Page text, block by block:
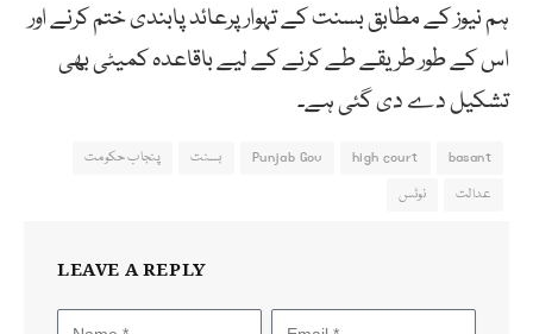
ہم نیوز کے مطابق بسنت کے تہوار پرعائد پابندی ختم کرنے اور
اس کے طور طریقے طے کرنے کے لیے باقاعدہ کمیٹی بھی
تشکیل دے دی گئی ہے۔
basant
high court
Punjab Gov بسنت
پنجاب حکومت
عدالت
نوٹس
LEAVE A REPLY